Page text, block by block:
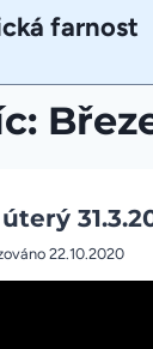
farnost
22.10.2020